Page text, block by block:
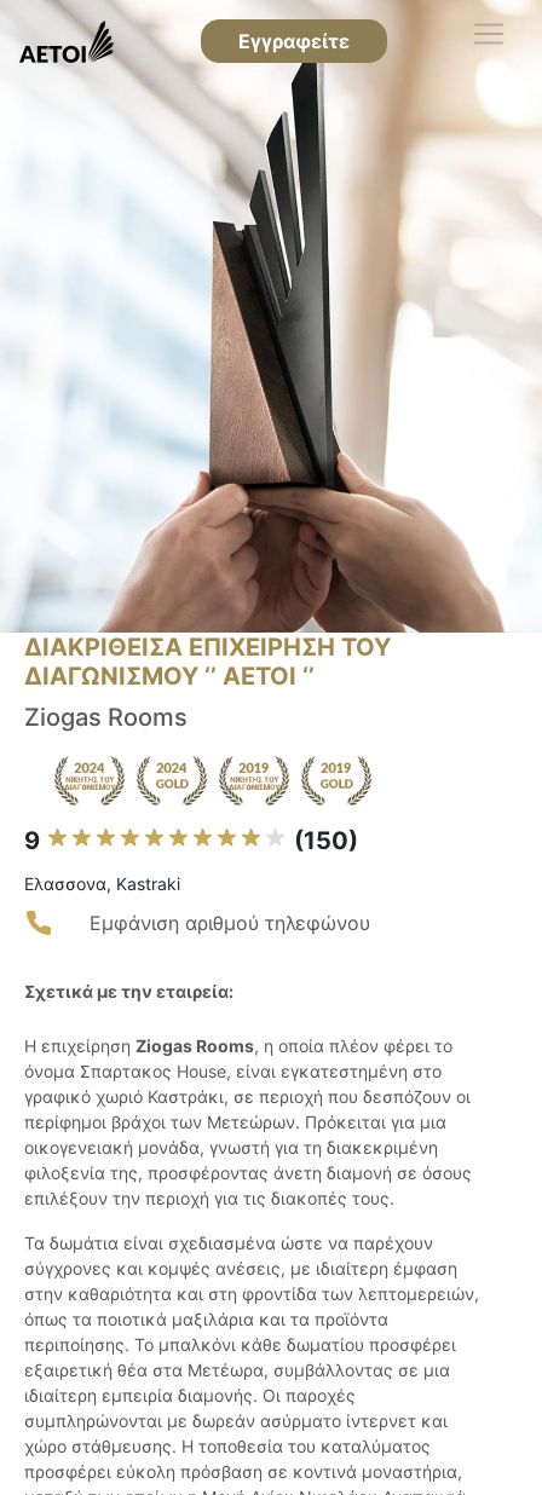
Εγγραφείτε
ΔΙΑΚΡΙΘΕΙΣΑ ΕΠΙΧΕΙΡΗΣΗ ΤΟΥ
ΔΙΑΓΩΝΙΣΜΟΥ ‘’ ΑΕΤΟΙ ‘’
Ziogas Rooms
9 (150)
Ελασσονα, Kastraki
Εμφάνιση αριθμού τηλεφώνου
Σχετικά με την εταιρεία:
Η επιχείρηση Ziogas Rooms, η οποία πλέον φέρει το
όνομα Σπαρτακος House, είναι εγκατεστημένη στο
γραφικό χωριό Καστράκι, σε περιοχή που δεσπόζουν οι
περίφημοι βράχοι των Μετεώρων. Πρόκειται για μια
οικογενειακή μονάδα, γνωστή για τη διακεκριμένη
φιλοξενία της, προσφέροντας άνετη διαμονή σε όσους
επιλέξουν την περιοχή για τις διακοπές τους.
Τα δωμάτια είναι σχεδιασμένα ώστε να παρέχουν
σύγχρονες και κομψές ανέσεις, με ιδιαίτερη έμφαση
στην καθαριότητα και στη φροντίδα των λεπτομερειών,
όπως τα ποιοτικά μαξιλάρια και τα προϊόντα
περιποίησης. Το μπαλκόνι κάθε δωματίου προσφέρει
εξαιρετική θέα στα Μετέωρα, συμβάλλοντας σε μια
ιδιαίτερη εμπειρία διαμονής. Οι παροχές
συμπληρώνονται με δωρεάν ασύρματο ίντερνετ και
χώρο στάθμευσης. Η τοποθεσία του καταλύματος
προσφέρει εύκολη πρόσβαση σε κοντινά μοναστήρια,